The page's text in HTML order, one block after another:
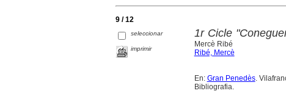
9 / 12
seleccionar
imprimir
1r Cicle
Mercè Ribé
Ribé, Mercè
En: Gran Penedès.
Bibliografia.